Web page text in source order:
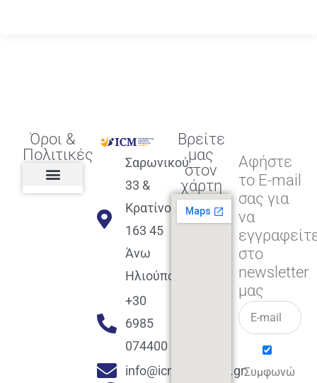
Όροι &
Πολιτικές
Σαρωνικού
33 &
Κρατίνου
163 45
Άνω
Ηλιούπολη
+30
6985
074400
info@icmacademy.gr
Βρείτε
μας
στον
χάρτη
Αφήστε
το E-mail
σας για
να
στο
newsletter
μας
Συμφωνώ